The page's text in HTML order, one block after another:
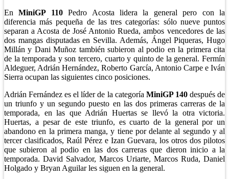
EnMiniGP 110Pedro Acosta lidera la general pero con la
diferencia más pequeña de las tres categorías: sólo nueve puntos
separan a Acosta de José Antonio Rueda, ambos vencedores de las
dos mangas disputadas en Sevilla. Además, Ángel Piqueras, Hugo
Millán y Dani Muñoz también subieron al podio en la primera cita
de la temporada y son tercero, cuarto y quinto de la general. Fermín
Aldeguer, Adrián Hernández, Roberto García, Antonio Carpe e Iván
Sierra ocupan las siguientes cinco posiciones.
Adrián Fernández es el líder de la categoría MiniGP 140después de
un triunfo y un segundo puesto en las dos primeras carreras de la
temporada, en las que Adrián Huertas se llevó la otra victoria.
Huertas, a pesar de este triunfo, es cuarto de la general por un
abandono en la primera manga, y tiene por delante al segundo y al
tercer clasificados, Raúl Pérez e Izan Guevara, los otros dos pilotos
que subieron al podio en las dos carreras que dieron inicio a la
temporada. David Salvador, Marcos Uriarte, Marcos Ruda, Daniel
Holgado y Bryan Aguilar les siguen en la general.